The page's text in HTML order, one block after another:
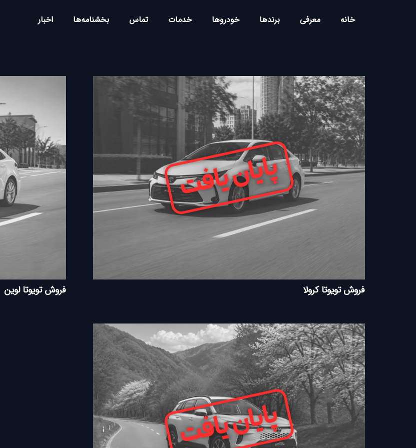
خانه معرفی برندها خودروها خدمات تماس بخشنامه‌ها اخبار
فروش تویوتا کرولا فروش تویوتا لوین